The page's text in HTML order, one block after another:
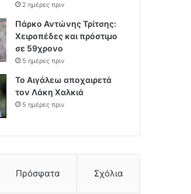
2 ημέρες πριν
Πάρκο Αντώνης Τρίτσης:
Χειροπέδες και πρόστιμο
σε 59χρονο
5 ημέρες πριν
Το Αιγάλεω αποχαιρετά
τον Λάκη Χαλκιά
5 ημέρες πριν
Πρόσφατα Σχόλια